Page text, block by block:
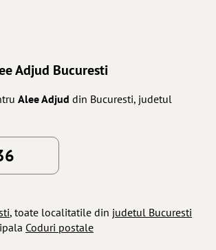
Adjud Bucuresti
Alee Adjud din Bucuresti, judetul
, toate localitatile din judetul Bucuresti
Coduri postale